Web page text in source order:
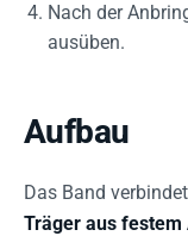
Nach der
ausüben.
Aufbau
Das Band verbindet
Träger aus festem